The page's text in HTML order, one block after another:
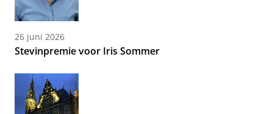
26 juni 2026
Stevinpremie voor Iris Sommer